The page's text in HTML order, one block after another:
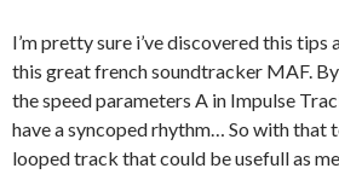
I’m pretty sure i’ve discovered this tips
this great french soundtracker MAF.
the speed parameters A in Impulse
have a syncoped rhythm… So with
looped track that could be usefull as